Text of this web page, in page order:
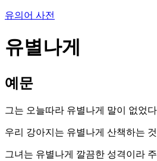
유의어 사전
유별나게
예문
그는 오늘따라 유별나게 말이 없었
우리 강아지는 유별나게 산책하는
그녀는 유별나게 깔끔한 성격이라